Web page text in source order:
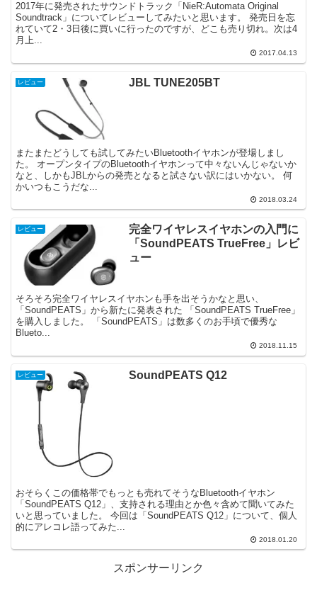
2017年に発売されたサウンドトラック「NieR:Automata Original
Soundtrack」についてレビューしてみたいと思います。 発売日を忘
れていて2・3日後に買いに行ったのですが、どこも売り切れ。次は4
月上...
2017.04.13
レビュー JBL TUNE205BT
またまたどうしても試してみたいBluetoothイヤホンが登場しまし
た。 オープンタイプのBluetoothイヤホンって中々ないんじゃないか
なと、しかもJBLからの発売となると試さない訳にはいかない。 何
かいつもこうだな...
2018.03.24
レビュー
完全ワイヤレスイヤホンの入門に
「SoundPEATS TrueFree」レビ
ュー
そろそろ完全ワイヤレスイヤホンも手を出そうかなと思い、
「SoundPEATS」から新たに発表された 「SoundPEATS TrueFree」
を購入しました。 「SoundPEATS」は数多くのお手頃で優秀な
Blueto...
2018.11.15
レビュー SoundPEATS Q12
おそらくこの価格帯でもっとも売れてそうなBluetoothイヤホン
「SoundPEATS Q12」、支持される理由とか色々含めて聞いてみた
いと思っていました。 今回は「SoundPEATS Q12」について、個人
的にアレコレ語ってみた...
2018.01.20
スポンサーリンク